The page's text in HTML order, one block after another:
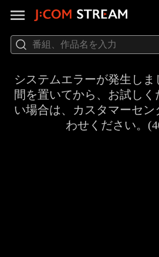
システムエラーが発生し
間を置いてから、お試し
い場合は、カスタマーセ
わせください。